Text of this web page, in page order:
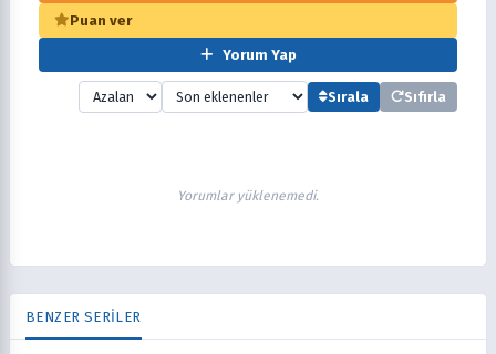
Puan ver
Yorum Yap
Sırala Sıfırla
Yorumlar yüklenemedi.
BENZER SERİLER